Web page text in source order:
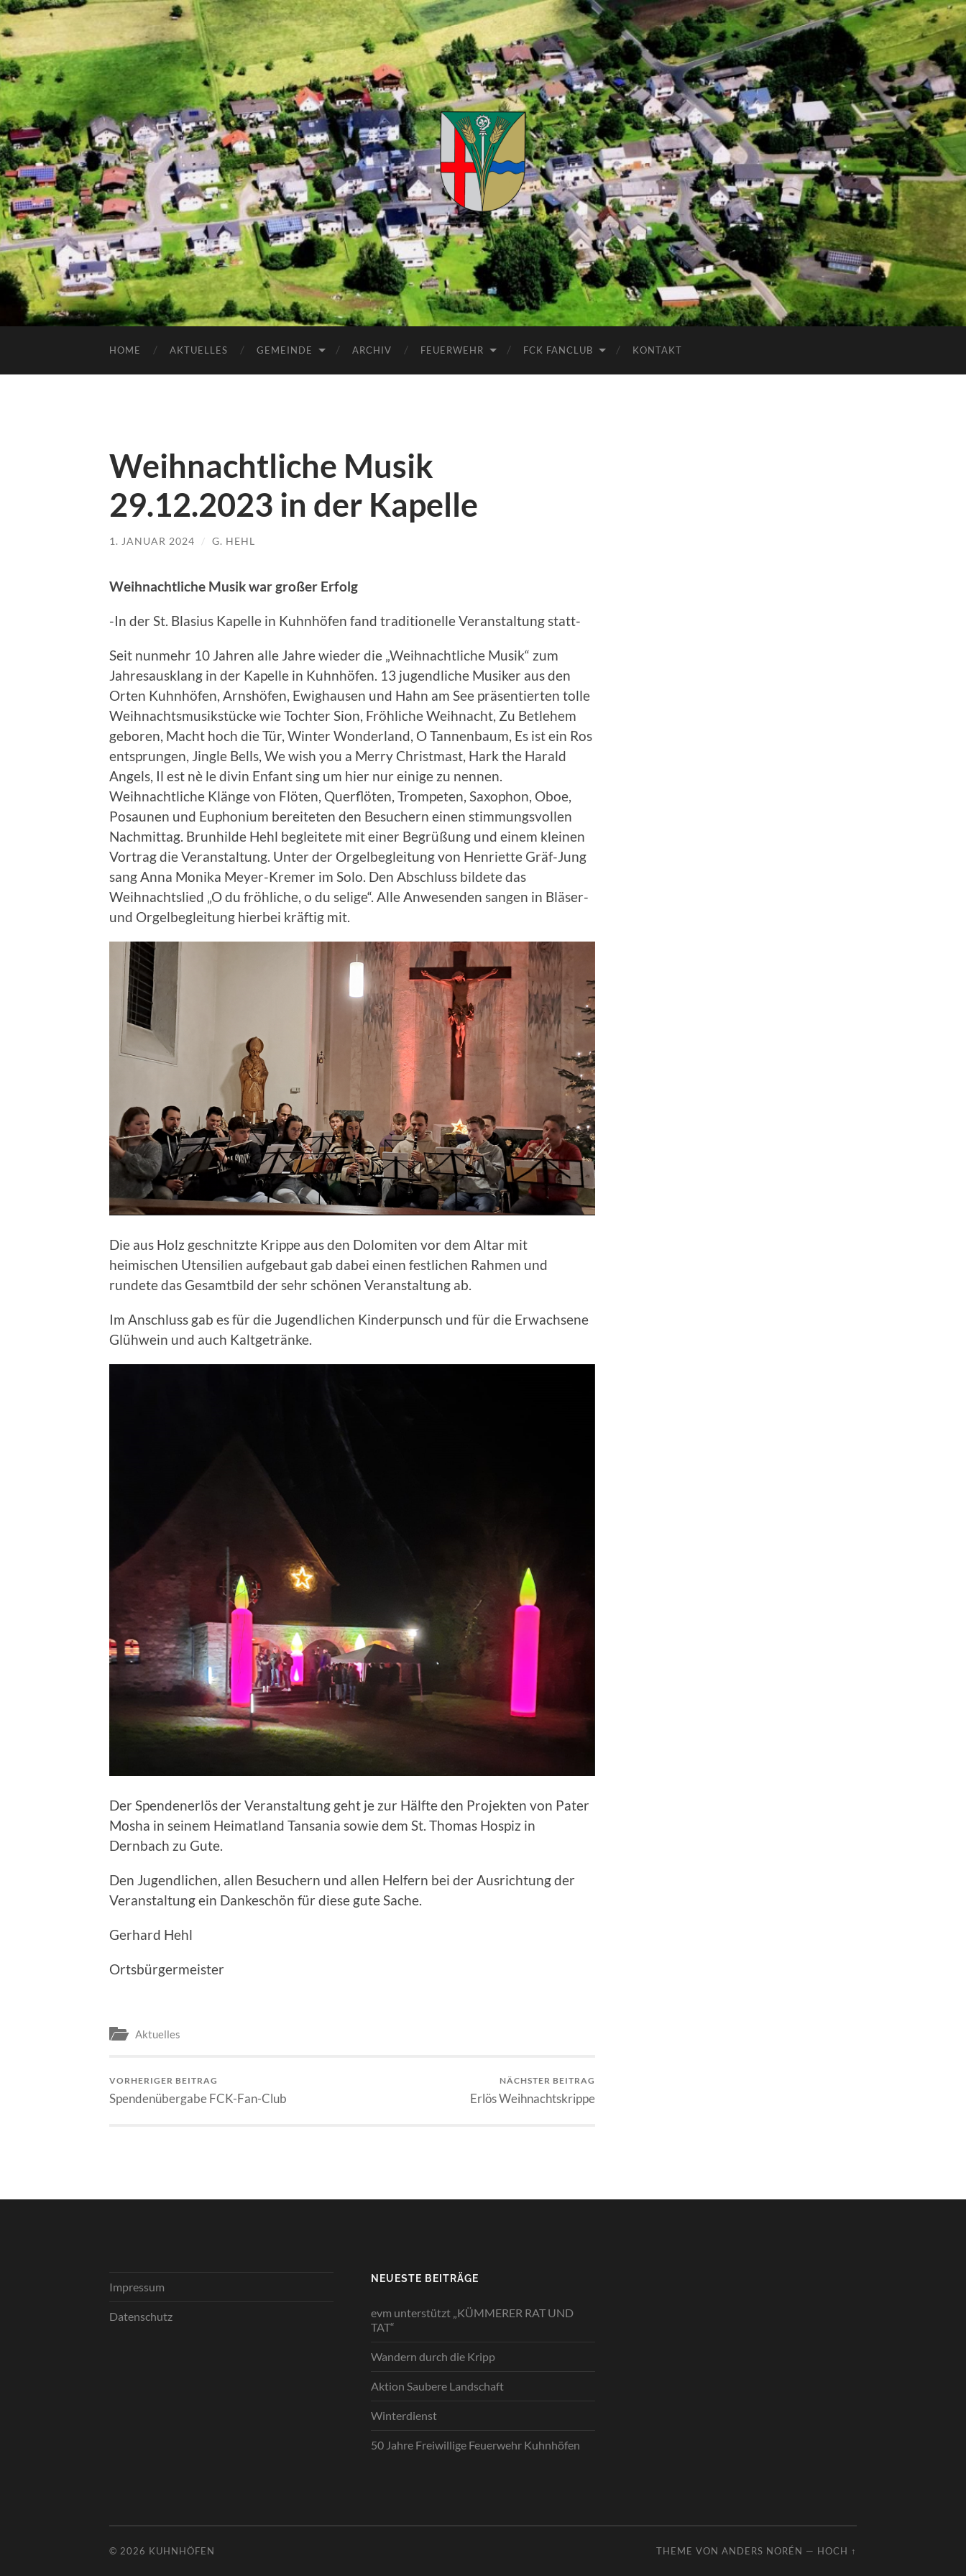
Kuhnhöfen
HOME AKTUELLES GEMEINDE ARCHIV FEUERWEHR FCK FANCLUB KONTAKT
Weihnachtliche Musik
29.12.2023 in der Kapelle
1. JANUAR 2024 / G. HEHL
Weihnachtliche Musik war großer Erfolg
-In der St. Blasius Kapelle in Kuhnhöfen fand traditionelle Veranstaltung statt-
Seit nunmehr 10 Jahren alle Jahre wieder die „Weihnachtliche Musik“ zum
Jahresausklang in der Kapelle in Kuhnhöfen. 13 jugendliche Musiker aus den
Orten Kuhnhöfen, Arnshöfen, Ewighausen und Hahn am See präsentierten tolle
Weihnachtsmusikstücke wie Tochter Sion, Fröhliche Weihnacht, Zu Betlehem
geboren, Macht hoch die Tür, Winter Wonderland, O Tannenbaum, Es ist ein Ros
entsprungen, Jingle Bells, We wish you a Merry Christmast, Hark the Harald
Angels, Il est nè le divin Enfant sing um hier nur einige zu nennen.
Weihnachtliche Klänge von Flöten, Querflöten, Trompeten, Saxophon, Oboe,
Posaunen und Euphonium bereiteten den Besuchern einen stimmungsvollen
Nachmittag. Brunhilde Hehl begleitete mit einer Begrüßung und einem kleinen
Vortrag die Veranstaltung. Unter der Orgelbegleitung von Henriette Gräf-Jung
sang Anna Monika Meyer-Kremer im Solo. Den Abschluss bildete das
Weihnachtslied „O du fröhliche, o du selige“. Alle Anwesenden sangen in Bläser-
und Orgelbegleitung hierbei kräftig mit.
Die aus Holz geschnitzte Krippe aus den Dolomiten vor dem Altar mit
heimischen Utensilien aufgebaut gab dabei einen festlichen Rahmen und
rundete das Gesamtbild der sehr schönen Veranstaltung ab.
Im Anschluss gab es für die Jugendlichen Kinderpunsch und für die Erwachsene
Glühwein und auch Kaltgetränke.
Der Spendenerlös der Veranstaltung geht je zur Hälfte den Projekten von Pater
Mosha in seinem Heimatland Tansania sowie dem St. Thomas Hospiz in
Dernbach zu Gute.
Den Jugendlichen, allen Besuchern und allen Helfern bei der Ausrichtung der
Veranstaltung ein Dankeschön für diese gute Sache.
Gerhard Hehl
Ortsbürgermeister
Aktuelles
VORHERIGER BEITRAG
Spendenübergabe FCK-Fan-Club
NÄCHSTER BEITRAG
Erlös Weihnachtskrippe
Impressum
Datenschutz
NEUESTE BEITRÄGE
evm unterstützt „KÜMMERER RAT UND
TAT“
Wandern durch die Kripp
Aktion Saubere Landschaft
Winterdienst
50 Jahre Freiwillige Feuerwehr Kuhnhöfen
© 2026 KUHNHÖFEN THEME VON ANDERS NORÉN — HOCH ↑